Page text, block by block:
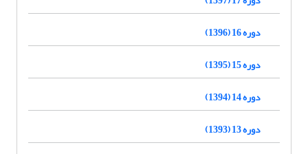
دوره 16 (1396)
دوره 15 (1395)
دوره 14 (1394)
دوره 13 (1393)